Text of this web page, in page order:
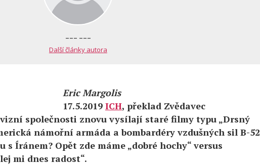
--- ---
Další články autora
Eric Margolis
17.5.2019 ICH, překlad Zvědavec
společnosti znovu vysílají staré filmy typu „Drsný
námořní armáda a bombardéry vzdušných sil B-52
Íránem? Opět zde máme „dobré hochy“ versus
mi dnes radost“.